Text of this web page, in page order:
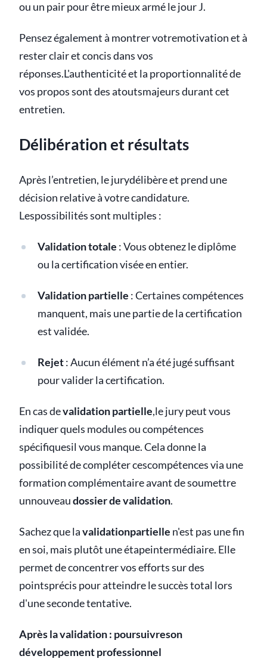
ou un pair pour être mieux armé le jour J.
Pensez également à montrer votremotivation et à
rester clair et concis dans vos
réponses.L'authenticité et la proportionnalité de
vos propos sont des atoutsmajeurs durant cet
entretien.
Délibération et résultats
Après l’entretien, le jurydélibère et prend une
décision relative à votre candidature.
Lespossibilités sont multiples :
Validation totale : Vous obtenez le diplôme
ou la certification visée en entier.
Validation partielle : Certaines compétences
manquent, mais une partie de la certification
est validée.
Rejet: Aucun élément n’a été jugé suffisant
pour valider la certification.
En cas devalidation partielle,le jury peut vous
indiquer quels modules ou compétences
spécifiquesil vous manque. Cela donne la
possibilité de compléter cescompétences via une
formation complémentaire avant de soumettre
unnouveaudossier de validation.
Sachez que lavalidationpartielle n'est pas une fin
en soi, mais plutôt une étapeintermédiaire. Elle
permet de concentrer vos efforts sur des
pointsprécis pour atteindre le succès total lors
d'une seconde tentative.
Après la validation : poursuivreson
développement professionnel